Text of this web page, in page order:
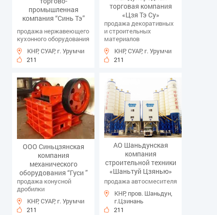
промышленная
компания “Синь Тэ”
продажа нержавеющего
кухонного оборудования
КНР, СУАР, г. Урумчи
211
торговая компания
«Цзя Тэ Су»
продажа декоративных
и строительных
материалов
КНР, СУАР, г. Урумчи
211
ООО Синьцзянская
компания
механического
оборудования “Гуси ”
продажа конусной
дробилки
КНР, СУАР, г. Урумчи
211
АО Шаньдунская
компания
строительной техники
«Шаньтуй Цзянью»
продажа автосмесителя
КНР, пров. Шаньдун,
г.Цзинань
211